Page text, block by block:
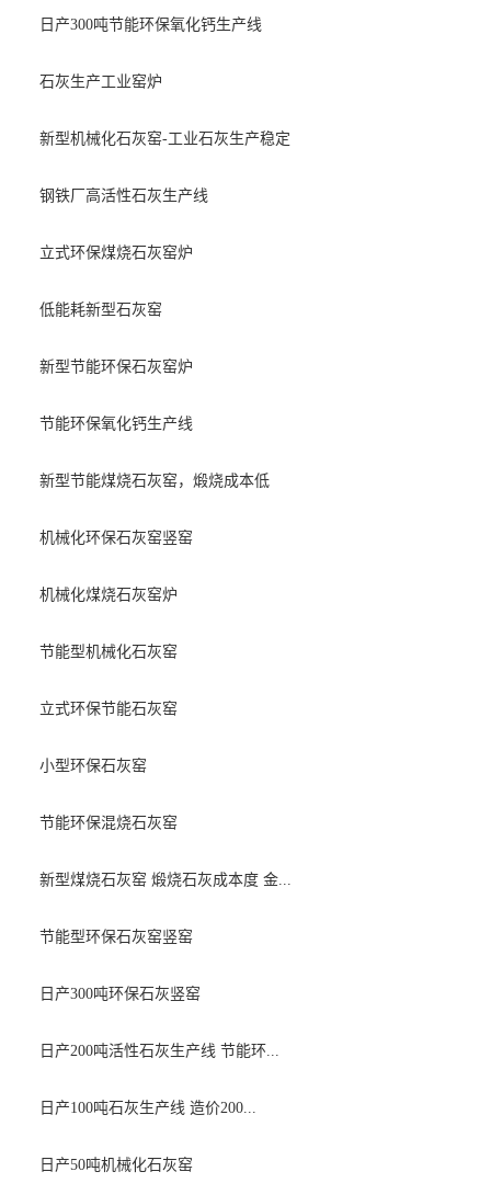
日产300吨节能环保氧化钙生产线
石灰生产工业窑炉
新型机械化石灰窑-工业石灰生产稳定
钢铁厂高活性石灰生产线
立式环保煤烧石灰窑炉
低能耗新型石灰窑
新型节能环保石灰窑炉
节能环保氧化钙生产线
新型节能煤烧石灰窑，煅烧成本低
机械化环保石灰窑竖窑
机械化煤烧石灰窑炉
节能型机械化石灰窑
立式环保节能石灰窑
小型环保石灰窑
节能环保混烧石灰窑
新型煤烧石灰窑 煅烧石灰成本度 金...
节能型环保石灰窑竖窑
日产300吨环保石灰竖窑
日产200吨活性石灰生产线 节能环...
日产100吨石灰生产线 造价200...
日产50吨机械化石灰窑